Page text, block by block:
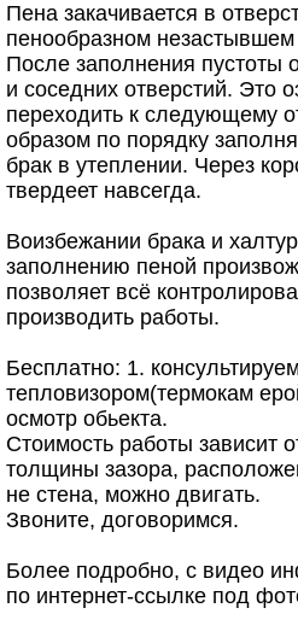
Пена закачивается в
пенообразном
После заполнения пустоты
и соседних отверстий. Это
переходить к следующему
образом по порядку
брак в утеплении. Через
твердеет навсегда.
Воизбежании брака и
заполнению пеной
позволяет всё
производить работы.
Бесплатно: 1.
тепловизором(термокам
осмотр обьекта.
Стоимость работы зависит
толщины зазора,
не стена, можно двигать.
Звоните, договоримся.
Более подробно, с видео
по интернет-ссылке под